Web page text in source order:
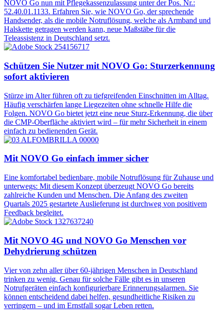
NOVO Go nun mit Pflegekassenzulassung unter der Pos. Nr.:
52.40.01.1133. Erfahren Sie, wie NOVO Go, der sprechende
Handsender, als die mobile Notruflösung, welche als Armband und
Halskette getragen werden kann, neue Maßstäbe für die
Teleassistenz in Deutschland setzt.
Schützen Sie Nutzer mit NOVO Go: Sturzerkennung
sofort aktivieren
Stürze im Alter führen oft zu tiefgreifenden Einschnitten im Alltag.
Häufig verschärfen lange Liegezeiten ohne schnelle Hilfe die
Folgen. NOVO Go bietet jetzt eine neue Sturz-Erkennung, die über
die CMP-Oberfläche aktiviert wird – für mehr Sicherheit in einem
einfach zu bedienenden Gerät.
Mit NOVO Go einfach immer sicher
Eine komfortabel bedienbare, mobile Notruflösung für Zuhause und
unterwegs: Mit diesem Konzept überzeugt NOVO Go bereits
zahlreiche Kunden und Menschen. Die Anfang des zweiten
Quartals 2025 gestartete Auslieferung ist durchweg von positivem
Feedback begleitet.
Mit NOVO 4G und NOVO Go Menschen vor
Dehydrierung schützen
Vier von zehn aller über 60-jährigen Menschen in Deutschland
trinken zu wenig. Genau für solche Fälle gibt es in unseren
Notrufgeräten einfach konfigurierbare Erinnerungsalarmen. Sie
können entscheidend dabei helfen, gesundheitliche Risiken zu
verringern – und im Ernstfall sogar Leben retten.